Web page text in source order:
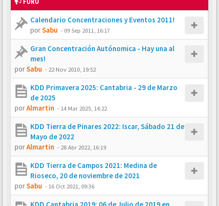
Calendario Concentraciones y Eventos 2011!
porSabu - 09 Sep 2011, 16:17
Gran Concentración Autónomica - Hay una al
mes!
porSabu - 22 Nov 2010, 19:52
KDD Primavera 2025: Cantabria - 29 de Marzo
de 2025
porAlmartin - 14 Mar 2025, 14:22
KDD Tierra de Pinares 2022: Iscar, Sábado 21 de
Mayo de 2022
porAlmartin - 28 Abr 2022, 16:19
KDD Tierra de Campos 2021: Medina de
Rioseco, 20 de noviembre de 2021
porSabu - 16 Oct 2021, 09:36